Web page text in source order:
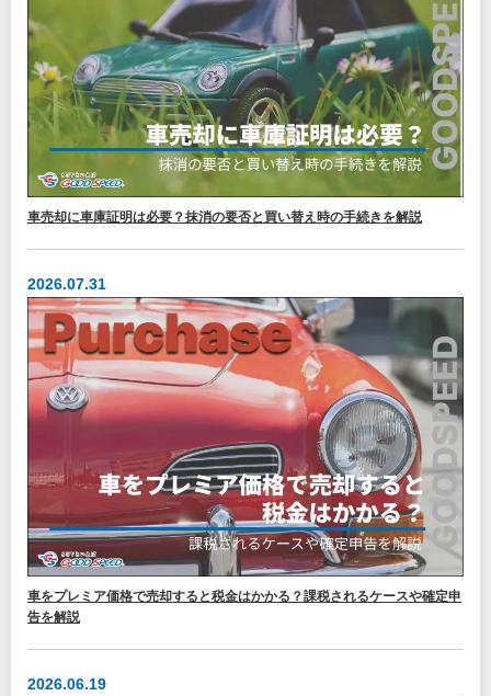
車売却に車庫証明は必要？抹消の要否と買い替え時の手続きを解説
2026.07.31
車をプレミア価格で売却すると税金はかかる？課税されるケースや確定申
告を解説
2026.06.19